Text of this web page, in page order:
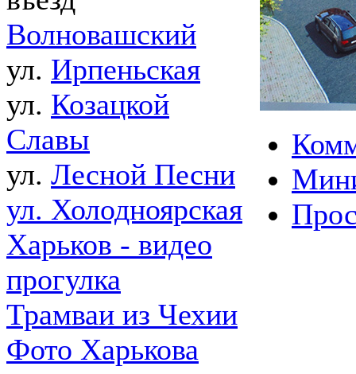
Волновашский
ул. Ирпеньская
ул. Козацкой
Славы
ул. Лесной Песни
ул. Холодноярская
Харьков - видео
прогулка
Трамваи из Чехии
Фото Харькова